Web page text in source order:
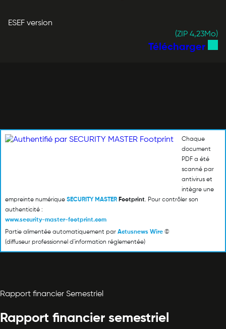
ESEF version
(ZIP 4,23Mo)
Télécharger
Chaque
document
PDF a été
scanné par
antivirus et
intègre une
empreinte numérique SECURITY MASTER Footprint. Pour contrôler son
authenticité :
www.security-master-footprint.com
Partie alimentée automatiquement par Actusnews Wire ©
(diffuseur professionnel d'information réglementée)
Rapport financier Semestriel
Rapport financier semestriel